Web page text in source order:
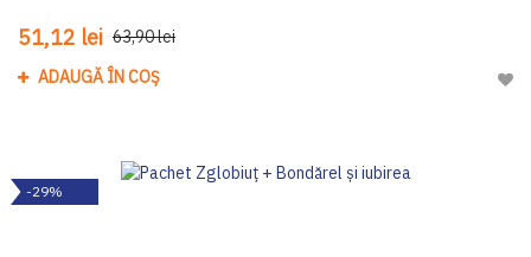
51,12 lei 63,90 lei
ADAUGĂ ÎN COȘ
-29%